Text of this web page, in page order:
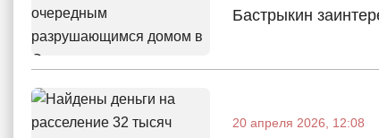
Бастрыкин
20 апреля 2026, 12:08